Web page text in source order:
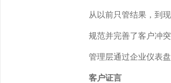
从以前只管结果，到
规范并完善了客户冲
管理层通过企业仪表
客户证言